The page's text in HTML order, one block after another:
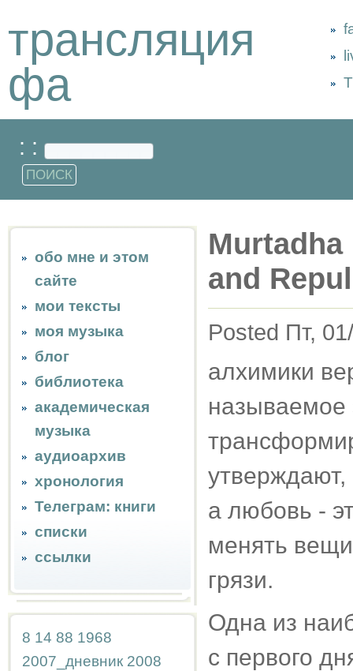
трансляция
фа
: :
обо мне и этом
сайте
мои тексты
моя музыка
блог
библиотека
академическая
музыка
аудиоархив
хронология
Телеграм: книги
списки
ссылки
8 14 88 1968
2007_дневник 2008
and
Posted Пт,
алхимики
называемое
утверждают,
а любовь -
менять
грязи.
Одна из
с первого